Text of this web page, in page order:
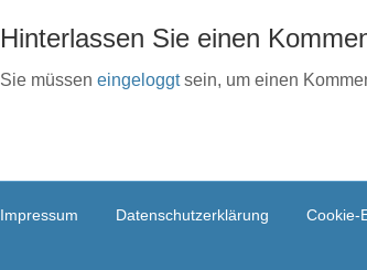
Hinterlassen Sie einen
Sie müssen eingeloggtsein, um einen
Impressum Datenschutzerklärung Cookie-